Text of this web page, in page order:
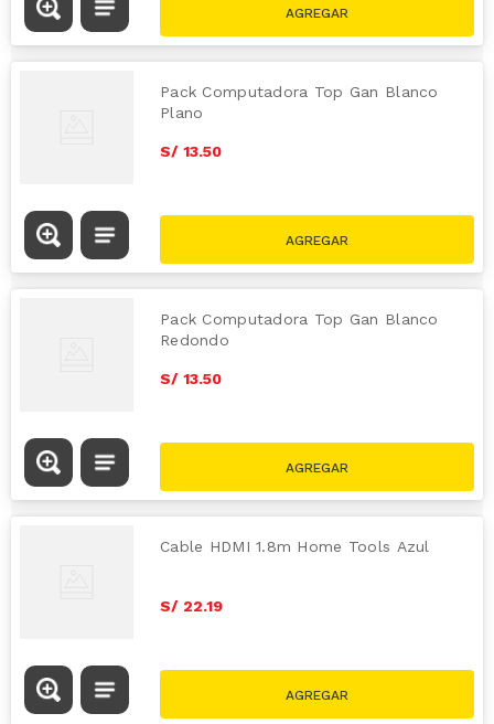
Pack Computadora Top Gan Blanco
Plano
S/ 13.50
Pack Computadora Top Gan Blanco
Redondo
S/ 13.50
Cable HDMI 1.8m Home Tools Azul
S/ 22.19